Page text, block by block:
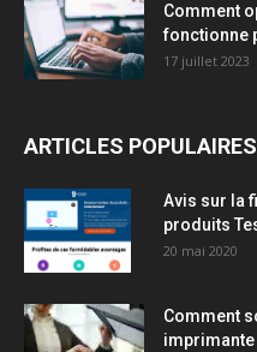
Comment
fonctionne
17 juillet 2023
ARTICLES POPULAIRES
Avis sur la
produits
20 mai 2020
Comment
imprimante